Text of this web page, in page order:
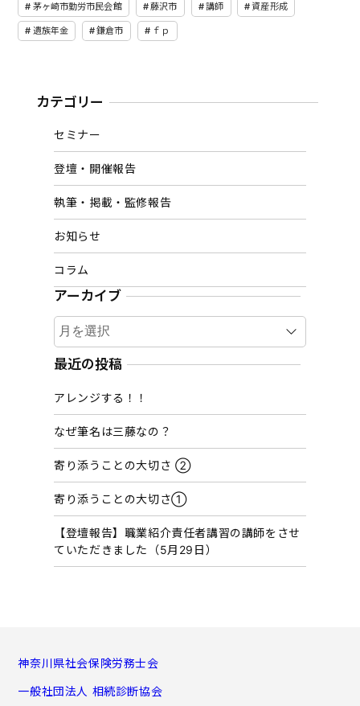
茅ヶ崎市勤労市民会館 藤沢市 講師 資産形成
遺族年金 鎌倉市 ｆｐ
カテゴリー
セミナー
登壇・開催報告
執筆・掲載・監修報告
お知らせ
コラム
アーカイブ
ア
ー
カ
ブ
最近の投稿
アレンジする！！
なぜ筆名は三藤なの？
寄り添うことの大切さ ②
寄り添うことの大切さ①
【登壇報告】職業紹介責任者講習の講師をさせ
ていただきました（5月29日）
神奈川県社会保険労務士会
一般社団法人 相続診断協会